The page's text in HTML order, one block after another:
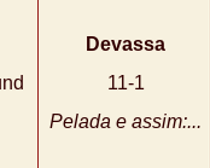
Devassa
11-1
Pelada e assim:...